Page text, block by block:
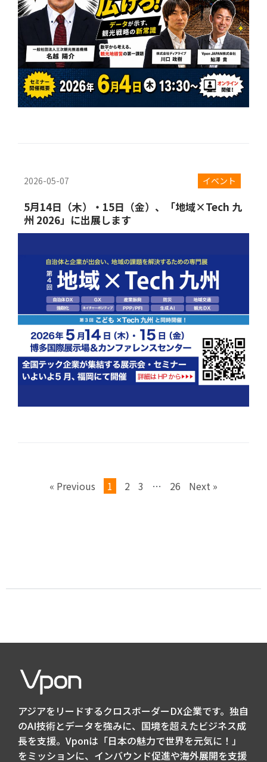
2026-05-07 イベント
5月14日（木）・15日（金）、「地域×Tech 九
州 2026」に出展します
« Previous 1 2 3 … 26 Next »
アジアをリードするクロスボーダーDX企業です。独自
のAI技術とデータを強みに、国境を超えたビジネス成
長を支援。Vponは「日本の魅力で世界を元気に！」
をミッションに、インバウンド促進や海外展開を支援